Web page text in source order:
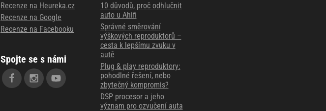
Recenze na Heureka.cz
Recenze na Google
Recenze na Facebooku
Spojte se s námi
10 důvodů, proč odhlučnit
auto u Ahifi
Správné směrování
výškových reproduktorů –
cesta k lepšímu zvuku v
autě
Plug & play reproduktory:
pohodlné řešení, nebo
zbytečný kompromis?
DSP procesor a jeho
význam pro ozvučení auta